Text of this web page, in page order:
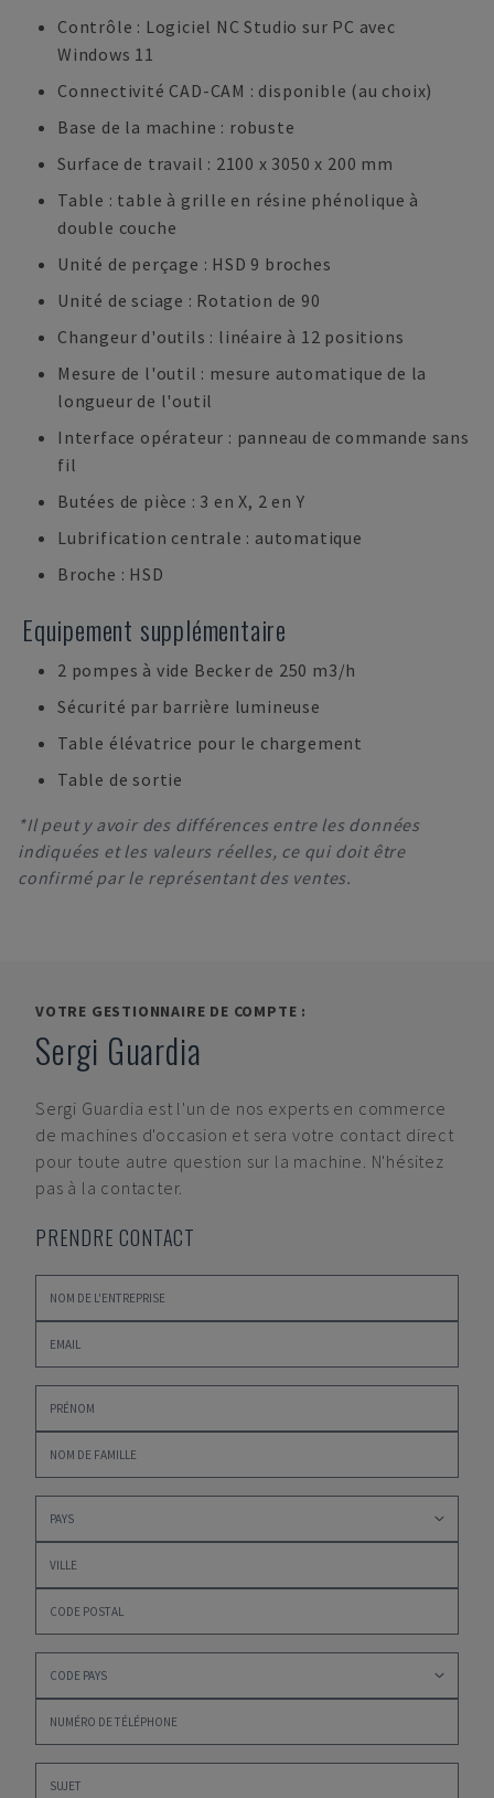
Contrôle : Logiciel NC Studio sur PC avec
Windows 11
Connectivité CAD-CAM : disponible (au choix)
Base de la machine : robuste
Surface de travail : 2100 x 3050 x 200 mm
Table : table à grille en résine phénolique à
double couche
Unité de perçage : HSD 9 broches
Unité de sciage : Rotation de 90
Changeur d'outils : linéaire à 12 positions
Mesure de l'outil : mesure automatique de la
longueur de l'outil
Interface opérateur : panneau de commande sans
fil
Butées de pièce : 3 en X, 2 en Y
Lubrification centrale : automatique
Broche : HSD
Equipement supplémentaire
2 pompes à vide Becker de 250 m3/h
Sécurité par barrière lumineuse
Table élévatrice pour le chargement
Table de sortie
*Il peut y avoir des différences entre les données
indiquées et les valeurs réelles, ce qui doit être
confirmé par le représentant des ventes.
VOTRE GESTIONNAIRE DE COMPTE :
Sergi Guardia
Sergi Guardia est l'un de nos experts en commerce
de machines d'occasion et sera votre contact direct
pour toute autre question sur la machine. N'hésitez
pas à la contacter.
PRENDRE CONTACT